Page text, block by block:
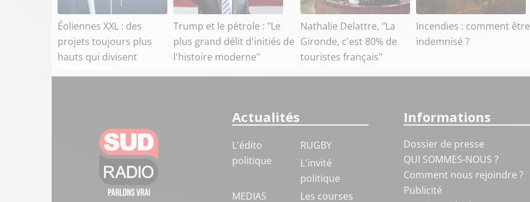
Éoliennes XXL : des
projets toujours plus
hauts qui divisent
Trump et le pétrole : "Le
plus grand délit d'initiés de
l'histoire moderne"
Nathalie Delattre, "La
Gironde, c'est 80% de
touristes français"
Incendies : comment être
indemnisé ?
Actualités
L'édito
politique
RUGBY
L'invité
politique
MEDIAS
Les courses
Informations
Dossier de presse
QUI SOMMES-NOUS ?
Comment nous rejoindre ?
Publicité